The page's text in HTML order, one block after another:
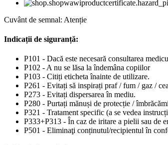
Cuvânt de semnal: Atenție
Indicații de siguranță:
P101 - Dacă este necesară consultarea
P102 - A nu se lăsa la îndemâna copiilor
P103 - Citiți eticheta înainte de utilizare.
P261 - Evitați să inspirați praf / fum / gaz /
P273 - Evitați dispersarea în mediu.
P280 - Purtați mănuși de protecție /
P321 - Tratament specific (a se vedea
P333+P313 - În caz de iritare a pielii sau de
P501 - Eliminaţi conținutul/recipientul în